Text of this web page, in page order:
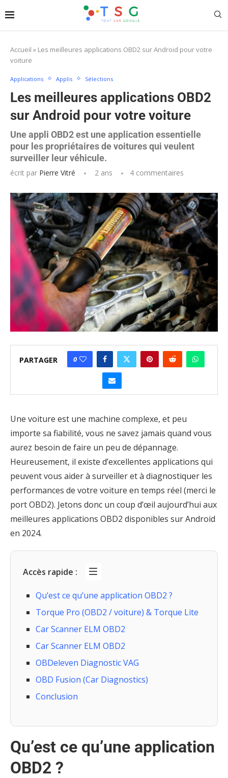
Accueil » Les meilleures applications OBD2 sur Android pour votre
voiture
Applications Applis Sélections
Les meilleures applications OBD2
sur Android pour votre voiture
Une appli OBD2 est une application essentielle
pour les propriétaires de voitures qui veulent
surveiller leur véhicule.
écrit par Pierre Vitré 2 ans 4 commentaires
PARTAGER 0
Une voiture est une machine complexe, et peu
importe sa fiabilité, vous ne savez jamais quand vous
aurez besoin de faire un peu de dépannage.
Heureusement, il existe d’excellentes applications qui
peuvent vous aider à surveiller et à diagnostiquer les
performances de votre voiture en temps réel (merci le
port OBD2). Jetons donc un coup d’œil aujourd’hui aux
meilleures applications OBD2 disponibles sur Android
en 2024.
Accès rapide :
Qu’est ce qu’une application OBD2 ?
Torque Pro (OBD2 / voiture) & Torque Lite
Car Scanner ELM OBD2
Car Scanner ELM OBD2
OBDeleven Diagnostic VAG
OBD Fusion (Car Diagnostics)
Conclusion
Qu’est ce qu’une application
OBD2 ?